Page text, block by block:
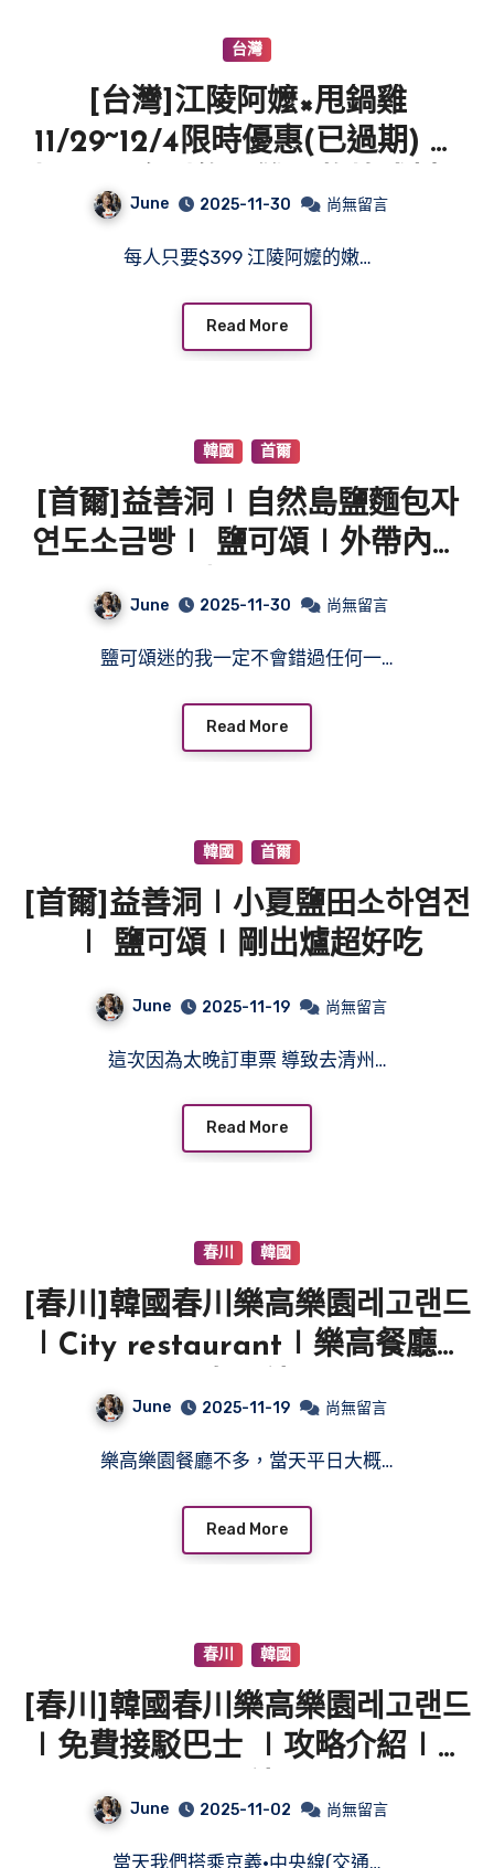
台灣
[台灣]江陵阿嬤×甩鍋雞
11/29~12/4限時優惠(已過期) 每
人 $399吃到飽∣雙品牌韓式料理
June 2025-11-30 尚無留言
每人只要$399 江陵阿嬤的嫩…
Read More
韓國 首爾
[首爾]益善洞∣自然島鹽麵包자
연도소금빵∣ 鹽可頌∣外帶內用
June 2025-11-30 尚無留言
鹽可頌迷的我一定不會錯過任何一…
Read More
韓國 首爾
[首爾]益善洞∣小夏鹽田소하염전
∣ 鹽可頌∣剛出爐超好吃
June 2025-11-19 尚無留言
這次因為太晚訂車票 導致去清州…
Read More
春川 韓國
[春川]韓國春川樂高樂園레고랜드
∣City restaurant∣樂高餐廳∣
June 2025-11-19 尚無留言
樂高樂園餐廳不多，當天平日大概…
Read More
春川 韓國
[春川]韓國春川樂高樂園레고랜드
∣免費接駁巴士 ∣攻略介紹∣春
June 2025-11-02 尚無留言
當天我們搭乘京義·中央線(交通…